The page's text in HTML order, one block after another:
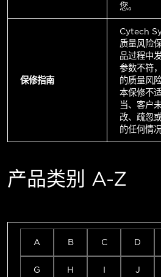
您。
保修指南
Cytech
质量风险
品过程中
参数不符
的质量风
本保修不
当、客户
改、疏忽
的任何情况
产品类别 A-Z
A B C D
G H I J